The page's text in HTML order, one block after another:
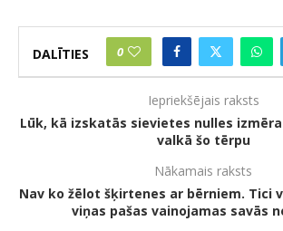
DALĪTIES 0
Iepriekšējais raksts
Lūk, kā izskatās sievietes nulles
valkā šo tērpu
Nākamais raksts
Nav ko žēlot šķirtenes ar bērniem. Tici
viņas pašas vainojamas savās